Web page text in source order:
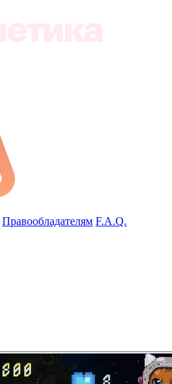
Правообладателям F.A.Q.